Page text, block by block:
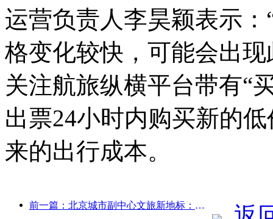
运营负责人李昊颖表示
格变化较快，可能会出
关注航旅纵横平台带有“
出票24小时内购买新的
来的出行成本。
前一篇：北京城市副中心文旅新地标：顶点公园将于今年正式亮相